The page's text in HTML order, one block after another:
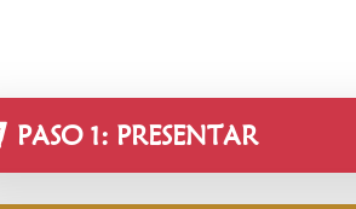
PASO 1: PRESENTAR